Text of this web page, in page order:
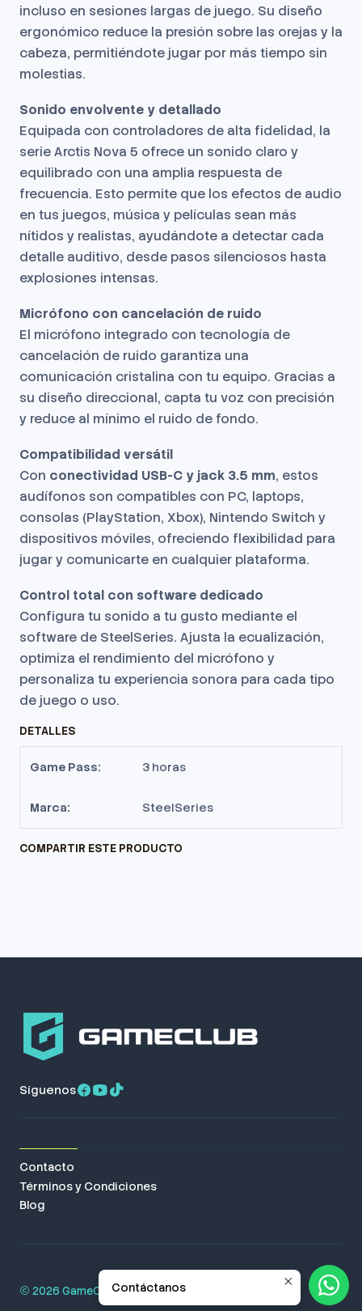
incluso en sesiones largas de juego. Su diseño
ergonómico reduce la presión sobre las orejas y la
cabeza, permitiéndote jugar por más tiempo sin
molestias.
Sonido envolvente y detallado
Equipada con controladores de alta fidelidad, la
serie Arctis Nova 5 ofrece un sonido claro y
equilibrado con una amplia respuesta de
frecuencia. Esto permite que los efectos de audio
en tus juegos, música y películas sean más
nítidos y realistas, ayudándote a detectar cada
detalle auditivo, desde pasos silenciosos hasta
explosiones intensas.
Micrófono con cancelación de ruido
El micrófono integrado con tecnología de
cancelación de ruido garantiza una
comunicación cristalina con tu equipo. Gracias a
su diseño direccional, capta tu voz con precisión
y reduce al mínimo el ruido de fondo.
Compatibilidad versátil
Con conectividad USB-C y jack 3.5 mm, estos
audífonos son compatibles con PC, laptops,
consolas (PlayStation, Xbox), Nintendo Switch y
dispositivos móviles, ofreciendo flexibilidad para
jugar y comunicarte en cualquier plataforma.
Control total con software dedicado
Configura tu sonido a tu gusto mediante el
software de SteelSeries. Ajusta la ecualización,
optimiza el rendimiento del micrófono y
personaliza tu experiencia sonora para cada tipo
de juego o uso.
DETALLES
Game Pass: 3 horas
Marca: SteelSeries
COMPARTIR ESTE PRODUCTO
Síguenos
Contacto
Términos y Condiciones
Blog
2026 GameClub. Todos los derechos reservados.
Contáctanos